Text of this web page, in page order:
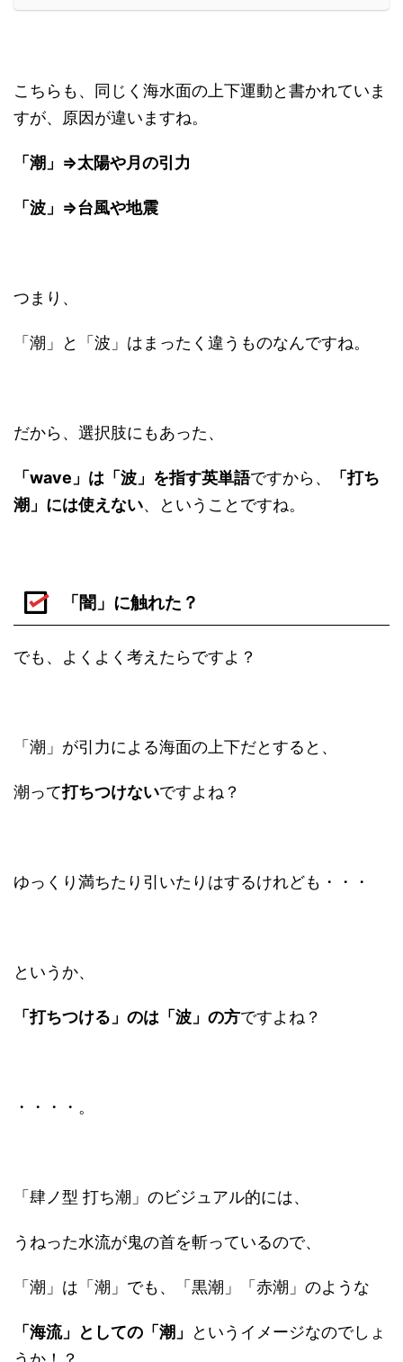
こちらも、同じく海水面の上下運動と書かれていま
すが、原因が違いますね。
「潮」⇒太陽や月の引力
「波」⇒台風や地震
つまり、
「潮」と「波」はまったく違うものなんですね。
だから、選択肢にもあった、
「wave」は「波」を指す英単語ですから、
「打ち
潮」には使えない、ということですね。
「闇」に触れた？
でも、よくよく考えたらですよ？
「潮」が引力による海面の上下だとすると、
潮って打ちつけないですよね？
ゆっくり満ちたり引いたりはするけれども・・・
というか、
「打ちつける」のは「波」の方ですよね？
・・・・。
「肆ノ型 打ち潮」のビジュアル的には、
うねった水流が鬼の首を斬っているので、
「潮」は「潮」でも、「黒潮」「赤潮」のような
「海流」としての「潮」
というイメージなのでしょ